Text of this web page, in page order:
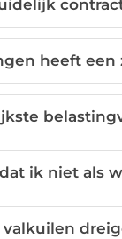
heeft
ik niet als